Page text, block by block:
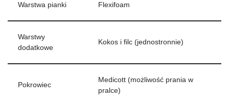
Warstwa pianki Flexifoam
Warstwy
dodatkowe
Kokos i filc (jednostronnie)
Pokrowiec
Medicott (możliwość prania w
pralce)